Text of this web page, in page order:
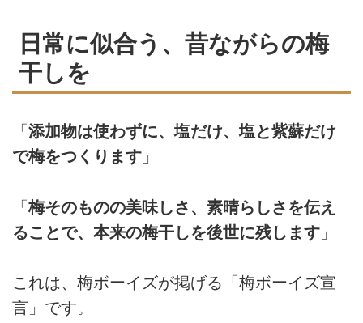
日常に似合う、昔ながらの梅
干しを
「 添加物は使わずに、塩だけ、塩と紫蘇だけ
で梅をつくります 」
「梅そのものの美味しさ、素晴らしさを伝え
ることで、本来の梅干しを後世に残します 」
これは、梅ボーイズが掲げる「梅ボーイズ宣
言」です。